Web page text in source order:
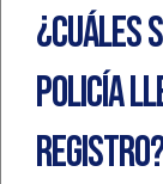
¿Cuáles
policía